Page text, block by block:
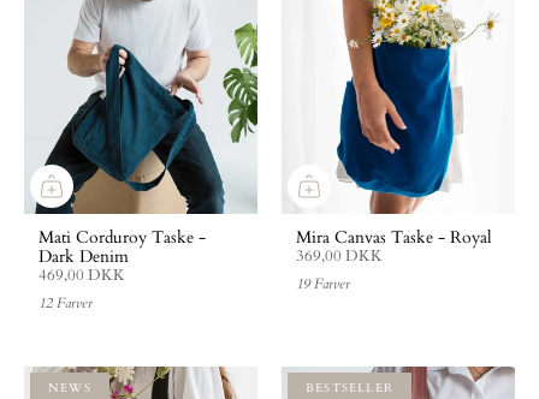
Mati Corduroy Taske -
Dark Denim
469,00 DKK
12 Farver
Mira Canvas Taske - Royal
369,00 DKK
19 Farver
NEWS BESTSELLER